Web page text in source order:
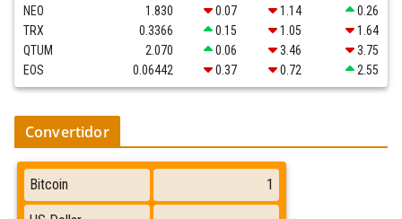
NEO
1.830 0.07 1.14
0.26
TRX
0.3366 0.15 1.05
1.64
QTUM
2.070 0.06 3.46
3.75
EOS
0.06442 0.37 0.72 2.55
Convertidor